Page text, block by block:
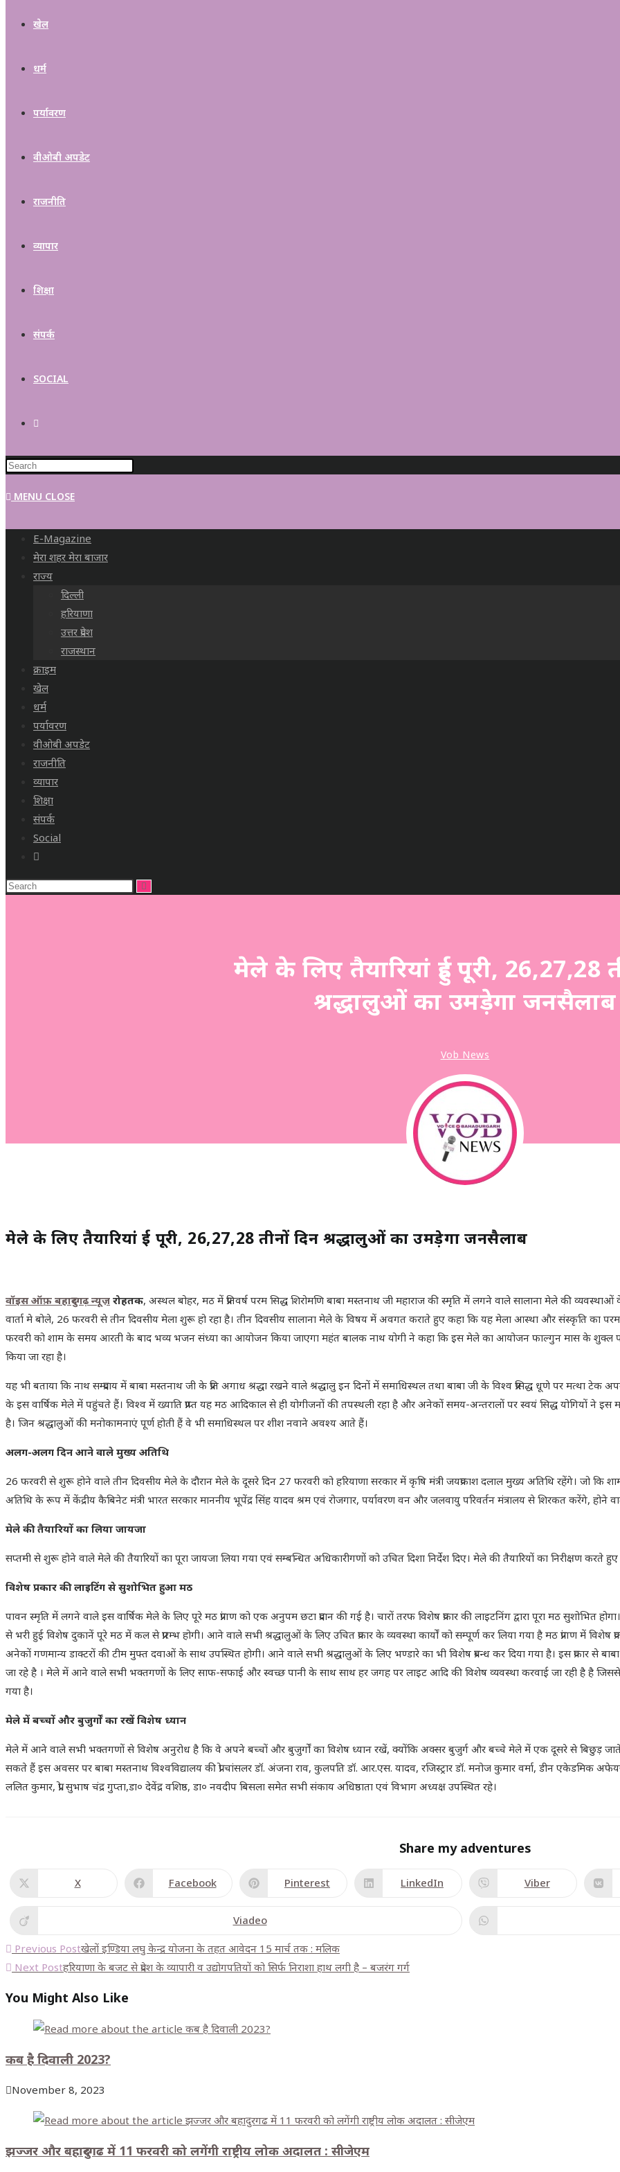
खेल
धर्म
पर्यावरण
वीओबी अपडेट
राजनीति
व्यापार
शिक्षा
संपर्क
SOCIAL
TOGGLE
WEBSITE
MENU CLOSE
E-Magazine
मेरा शहर मेरा बाजार
राज्य
दिल्ली
हरियाणा
उत्तर प्रदेश
राजस्थान
क्राइम
खेल
धर्म
पर्यावरण
वीओबी अपडेट
राजनीति
व्यापार
शिक्षा
संपर्क
Social
Toggle
search
मेले के लिए तैयारियां हुई पूरी, 26,27,28
श्रद्धालुओं का उमड़ेगा जनसैलाब
Vob News
मेले के लिए तैयारियां हुई पूरी, 26,27,28 तीनों दिन श्रद्धालुओं का उमड़ेगा जनसैलाब
वॉइस ऑफ़ बहादुरगढ़ न्यूज़ रोहतक, अस्थल बोहर, मठ में प्रतिवर्ष परम सिद्ध शिरोमणि बाबा मस्तनाथ जी महाराज की स्मृति में लगने वाले सालाना मेले की
वार्ता मे बोले, 26 फरवरी से तीन दिवसीय मेला शुरू हो रहा है। तीन दिवसीय सालाना मेले के विषय में अवगत कराते हुए कहा कि यह मेला आस्था और संस्कृति का
फरवरी को शाम के समय आरती के बाद भव्य भजन संध्या का आयोजन किया जाएगा महंत बालक नाथ योगी ने कहा कि इस मेले का आयोजन फाल्गुन मास के शुक्ल
किया जा रहा है।
यह भी बताया कि नाथ सम्प्रदाय में बाबा मस्तनाथ जी के प्रति अगाध श्रद्धा रखने वाले श्रद्धालु इन दिनों में समाधिस्थल तथा बाबा जी के विश्व प्रसिद्ध धूणे पर मत्था
के इस वार्षिक मेले में पहुंचते हैं। विश्व में ख्याति प्राप्त यह मठ आदिकाल से ही योगीजनों की तपस्थली रहा है और अनेकों समय-अन्तरालों पर स्वयं सिद्ध योगियों ने इस
है। जिन श्रद्धालुओं की मनोकामनाएं पूर्ण होती हैं वे भी समाधिस्थल पर शीश नवाने अवश्य आते हैं।
अलग-अलग दिन आने वाले मुख्य अतिथि
26 फरवरी से शुरू होने वाले तीन दिवसीय मेले के दौरान मेले के दूसरे दिन 27 फरवरी को हरियाणा सरकार में कृषि मंत्री जयप्रकाश दलाल मुख्य अतिथि रहेंगे। जो
अतिथि के रूप में केंद्रीय कैबिनेट मंत्री भारत सरकार माननीय भूपेंद्र सिंह यादव श्रम एवं रोजगार, पर्यावरण वन और जलवायु परिवर्तन मंत्रालय से शिरकत करेंगे, होने
मेले की तैयारियों का लिया जायजा
सप्तमी से शुरू होने वाले मेले की तैयारियों का पूरा जायजा लिया गया एवं सम्बन्धित अधिकारीगणों को उचित दिशा निर्देश दिए। मेले की तैयारियों का निरीक्षण
विशेष प्रकार की लाइटिंग से सुशोभित हुआ मठ
पावन स्मृति में लगने वाले इस वार्षिक मेले के लिए पूरे मठ प्रांगण को एक अनुपम छटा प्रदान की गई है। चारों तरफ विशेष प्रकार की लाइटनिंग द्वारा पूरा मठ सुशोभित
से भरी हुई विशेष दुकानें पूरे मठ में कल से प्रारम्भ होगी। आने वाले सभी श्रद्धालुओं के लिए उचित प्रकार के व्यवस्था कार्यों को सम्पूर्ण कर लिया गया है मठ प्रांगण में
अनेकों गणमान्य डाक्टरों की टीम मुफ्त दवाओं के साथ उपस्थित होगी। आने वाले सभी श्रद्धालुओं के लिए भण्डारे का भी विशेष प्रबन्ध कर दिया गया है। इस प्रकार से
जा रहे है । मेले में आने वाले सभी भक्तगणों के लिए साफ-सफाई और स्वच्छ पानी के साथ साथ हर जगह पर लाइट आदि की विशेष व्यवस्था करवाई जा रही है है जिससे
गया है।
मेले में बच्चों और बुजुर्गों का रखें विशेष ध्यान
मेले में आने वाले सभी भक्तगणों से विशेष अनुरोध है कि वे अपने बच्चों और बुजुर्गों का विशेष ध्यान रखें, क्योंकि अक्सर बुजुर्ग और बच्चे मेले में एक दूसरे से बिछुड़
सकते हैं इस अवसर पर बाबा मस्तनाथ विश्वविद्यालय की प्रो चांसलर डॉ. अंजना राव, कुलपति डॉ. आर.एस. यादव, रजिस्ट्रार डॉ. मनोज कुमार वर्मा, डीन एकेडमिक
ललित कुमार, प्रो. सुभाष चंद्र गुप्ता,डा० देवेंद्र वशिष्ठ, डा० नवदीप बिसला समेत सभी संकाय अधिष्ठाता एवं विभाग अध्यक्ष उपस्थित रहे।
Share my adventuresShare
content
Opens
X Opens
Facebook Opens
Pinterest Opens
LinkedIn Opens
Viber
Opens
a
new
window
Viadeo
Read
more
Previous Postखेलों इण्डिया लघु केन्द्र योजना के तहत आवेदन 15 मार्च तक : मलिक
Next Postहरियाणा के बजट से प्रदेश के व्यापारी व उद्योगपतियों को सिर्फ निराशा हाथ लगी है – बजरंग गर्ग
You Might Also Like
कब है दिवाली 2023?
November 8, 2023
झज्जर और बहादुरगढ में 11 फरवरी को लगेंगी राष्ट्रीय लोक अदालत : सीजेएम